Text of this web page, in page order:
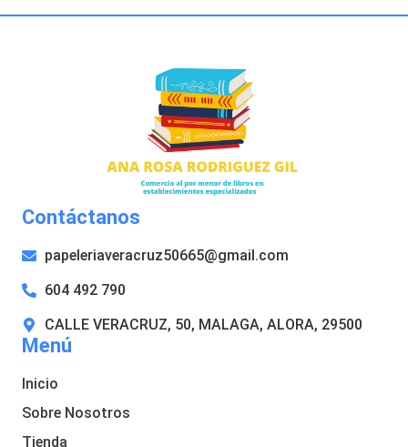
Menú
Inicio
Sobre Nosotros
Tienda
Contáctanos
papeleriaveracruz50665@gmail.com
604 492 790
CALLE VERACRUZ, 50, MALAGA, ALORA, 29500